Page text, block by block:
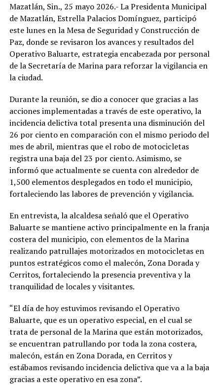
Mazatlán, Sin., 25 mayo 2026.- La Presidenta Municipal
de Mazatlán, Estrella Palacios Domínguez, participó
este lunes en la Mesa de Seguridad y Construcción de
Paz, donde se revisaron los avances y resultados del
Operativo Baluarte, estrategia encabezada por personal
de la Secretaría de Marina para reforzar la vigilancia en
la ciudad.
Durante la reunión, se dio a conocer que gracias a las
acciones implementadas a través de este operativo, la
incidencia delictiva total presenta una disminución del
26 por ciento en comparación con el mismo periodo del
mes de abril, mientras que el robo de motocicletas
registra una baja del 23 por ciento. Asimismo, se
informó que actualmente se cuenta con alrededor de
1,500 elementos desplegados en todo el municipio,
fortaleciendo las labores de prevención y vigilancia.
En entrevista, la alcaldesa señaló que el Operativo
Baluarte se mantiene activo principalmente en la franja
costera del municipio, con elementos de la Marina
realizando patrullajes motorizados en motocicletas en
puntos estratégicos como el malecón, Zona Dorada y
Cerritos, fortaleciendo la presencia preventiva y la
tranquilidad de locales y visitantes.
“El día de hoy estuvimos revisando el Operativo
Baluarte, que es un operativo especial, en el cual se
trata de personal de la Marina que están motorizados,
se encuentran patrullando por toda la zona costera,
malecón, están en Zona Dorada, en Cerritos y
estábamos revisando incidencia delictiva que va a la baja
gracias a este operativo en esa zona”.